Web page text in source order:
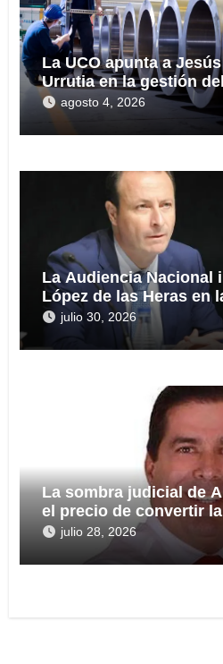
La UCO apunta a
Urrutia en la gestión
Tubos Reunidos
agosto 4, 2026
La Audiencia Nacional
López de las Heras en
presuntas
de 112,8 millones a
julio 30, 2026
La sombra judicial de
el precio de convertir
en arma
julio 28, 2026